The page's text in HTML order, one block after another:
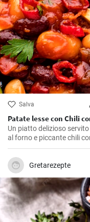
Salva
Patate lesse con Chili
Un piatto delizioso
al forno e piccante chili
calore e comfort,
Gretarezepte